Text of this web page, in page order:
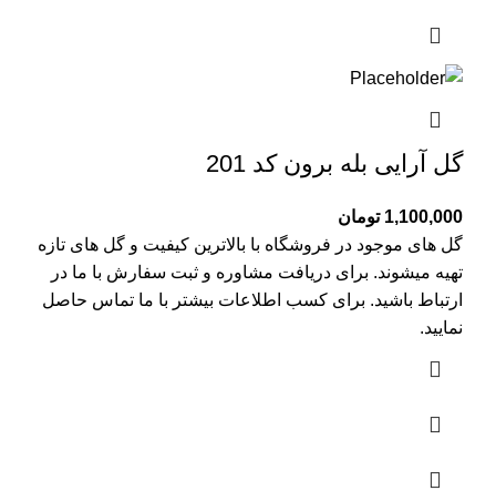
گل آرایی بله برون کد 201
1,100,000 تومان
گل های موجود در فروشگاه با بالاترین کیفیت و گل های تازه
تهیه میشوند. برای دریافت مشاوره و ثبت سفارش با ما در
ارتباط باشید. برای کسب اطلاعات بیشتر با ما تماس حاصل
نمایید.